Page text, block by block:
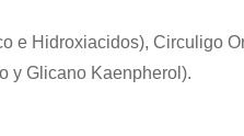
e Hidroxiacidos), Circuligo
y Glicano Kaenpherol).